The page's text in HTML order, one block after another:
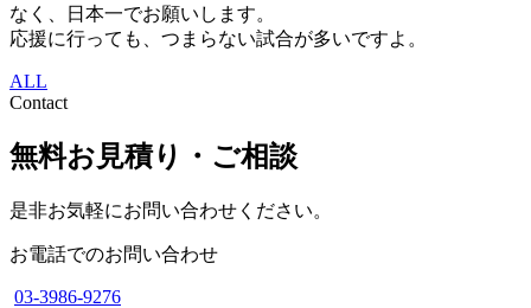
なく、日本一でお願いします。
応援に行っても、つまらない試合が多いですよ。
ALL
Contact
無料お見積り・ご相談
是非お気軽にお問い合わせください。
お電話でのお問い合わせ
03-3986-9276